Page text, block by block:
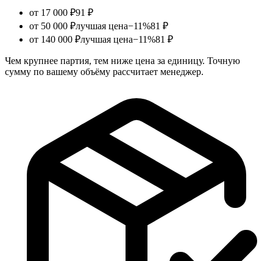
от 17 000 ₽91 ₽
от 50 000 ₽лучшая цена−11%81 ₽
от 140 000 ₽лучшая цена−11%81 ₽
Чем крупнее партия, тем ниже цена за единицу. Точную
сумму по вашему объёму рассчитает менеджер.